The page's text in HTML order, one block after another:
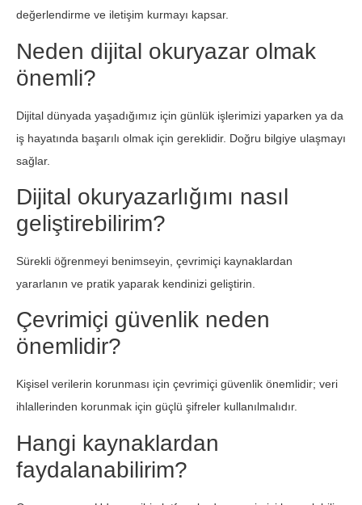
değerlendirme ve iletişim kurmayı kapsar.
Neden dijital okuryazar olmak
önemli?
Dijital dünyada yaşadığımız için günlük işlerimizi yaparken ya da
iş hayatında başarılı olmak için gereklidir. Doğru bilgiye ulaşmayı
sağlar.
Dijital okuryazarlığımı nasıl
geliştirebilirim?
Sürekli öğrenmeyi benimseyin, çevrimiçi kaynaklardan
yararlanın ve pratik yaparak kendinizi geliştirin.
Çevrimiçi güvenlik neden
önemlidir?
Kişisel verilerin korunması için çevrimiçi güvenlik önemlidir; veri
ihlallerinden korunmak için güçlü şifreler kullanılmalıdır.
Hangi kaynaklardan
faydalanabilirim?